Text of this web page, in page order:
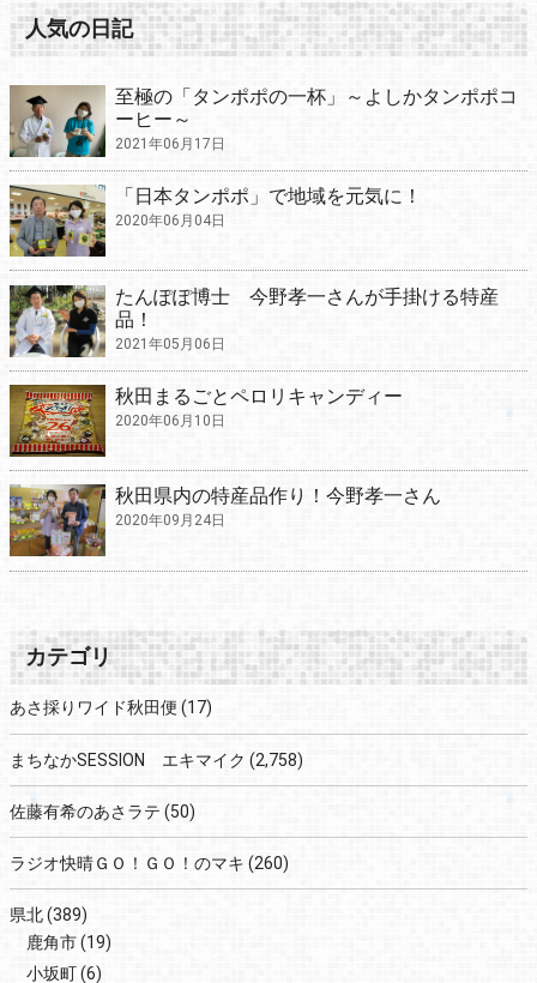
人気の日記
至極の「タンポポの一杯」～よしかタンポポコ
ーヒー～
2021年06月17日
「日本タンポポ」で地域を元気に！
2020年06月04日
たんぽぽ博士 今野孝一さんが手掛ける特産
品！
2021年05月06日
秋田まるごとペロリキャンディー
2020年06月10日
秋田県内の特産品作り！今野孝一さん
2020年09月24日
カテゴリ
あさ採りワイド秋田便 (17)
まちなかSESSION エキマイク (2,758)
佐藤有希のあさラテ (50)
ラジオ快晴ＧＯ！ＧＯ！のマキ (260)
県北(389)
鹿角市(19)
小坂町(6)